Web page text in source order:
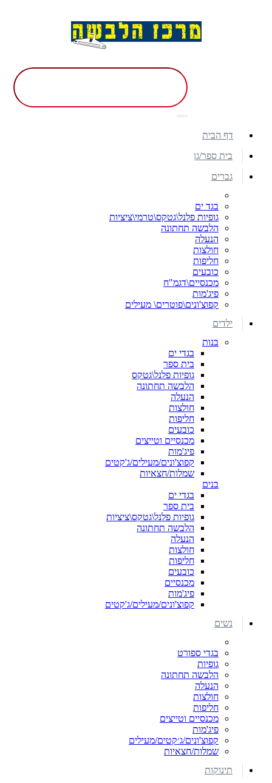
דף הבית
בית ספר/גן
גברים
בגד ים
גופיות פלנל\גטקס\טרמי\ציציות
הלבשה תחתונה
הנעלה
חולצות
חליפות
כובעים
מכנסיים\דגמ"ח
פיג'מות
קפוצ'ונים\פוטרים\ מעילים
ילדים
בנות
בגדי ים
בית ספר
גופיות פלנל\גטקס
הלבשה תחתונה
הנעלה
חולצות
חליפות
כובעים
מכנסיים וטייצים
פיג'מות
קפוצ'ונים/מעילים/ג'קטים
שמלות/חצאיות
בנים
בגדי ים
בית ספר
גופיות פלנל\גטקס\ציציות
הלבשה תחתונה
הנעלה
חולצות
חליפות
כובעים
מכנסיים
פיג'מות
קפוצ'ונים/מעילים/ג'קטים
נשים
בגדי ספורט
גופיות
הלבשה תחתונה
הנעלה
חולצות
חליפות
מכנסיים וטייצים
פיג'מות
קפוצ'ונים/ג׳קטים/מעילים
שמלות/חצאיות
תינוקות